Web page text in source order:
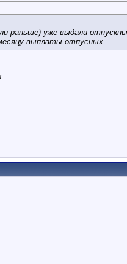
раньше) уже выдали
выплаты отпусных